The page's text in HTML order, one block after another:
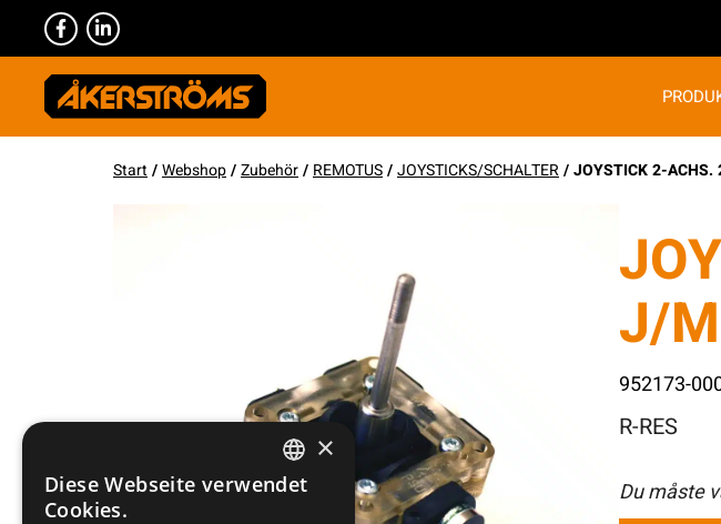
Start /Webshop/Zubehör/ REMOTUS/JOYSTICKS/SCHALTER/ JOYSTICK 2-ACHS.
J/
952173-
R-RES
Du måste
SWEDISH
×
Diese Webseite verwendet
Cookies.